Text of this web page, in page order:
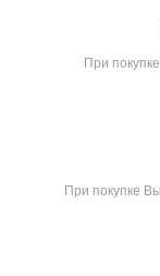
При
При покупке